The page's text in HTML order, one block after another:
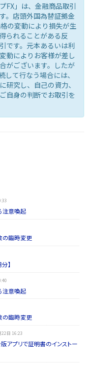
FX」は、金融商品取引
。店頭外国為替証拠金
の変動により損失が生
られることがある反
です。元本あるいは利
動によりお客様が差し
がございます。したが
て行なう場合には、
研究し、自己の資力、
自身の判断でお取引を
注意喚起
の臨時変更
】
注意喚起
の臨時変更
日 16:23
アプリで証明書のインストー